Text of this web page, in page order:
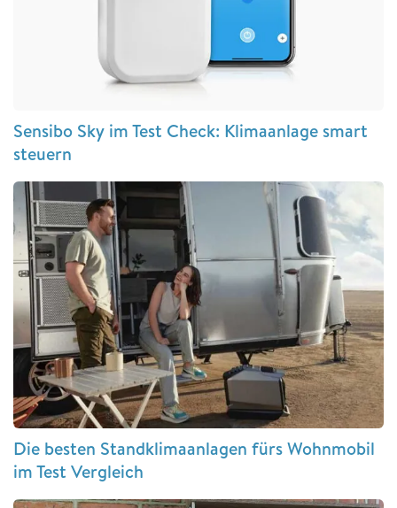
Sensibo Sky im Test Check: Klimaanlage smart
steuern
Die besten Standklimaanlagen fürs Wohnmobil
im Test Vergleich